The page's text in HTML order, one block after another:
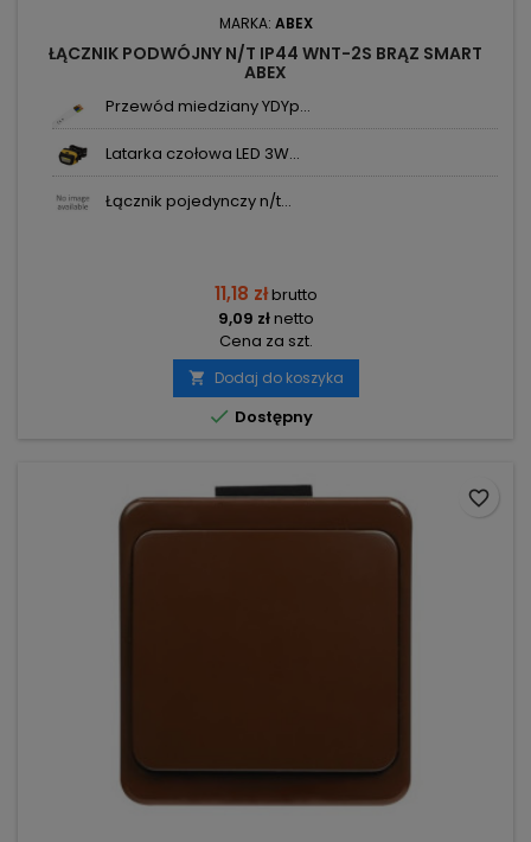
MARKA: ABEX
ŁĄCZNIK PODWÓJNY N/T IP44 WNT-2S BRĄZ SMART
ABEX
Przewód miedziany YDYp...
Latarka czołowa LED 3W...
Łącznik pojedynczy n/t...
11,18 złbrutto
9,09 złnetto
Cena za szt.
 Dodaj do koszyka
 Dostępny
favorite_border